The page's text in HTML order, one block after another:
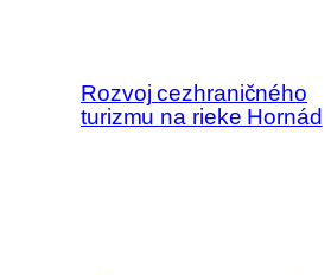
Rozvoj cezhraničného
turizmu na rieke Hornád